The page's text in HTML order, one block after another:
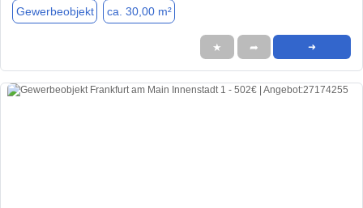
Gewerbeobjekt ca. 30,00 m²
★ ➦ ➜